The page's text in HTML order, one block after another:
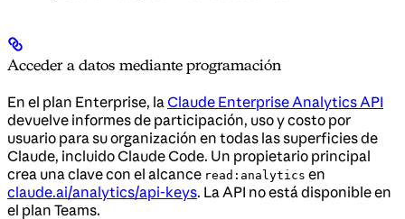
Acceder a datos mediante programación
En el plan Enterprise, laClaude Enterprise Analytics API
devuelve informes de participación, uso y costo por
usuario para su organización en todas las superficies de
Claude, incluido Claude Code. Un propietario principal
crea una clave con el alcance read:analytics en
claude.ai/analytics/api-keys. La API no está disponible en
el plan Teams.